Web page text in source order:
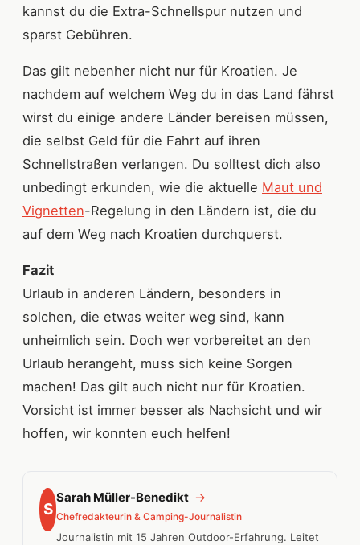
kannst du die Extra-Schnellspur nutzen und
sparst Gebühren.
Das gilt nebenher nicht nur für Kroatien. Je
nachdem auf welchem Weg du in das Land fährst
wirst du einige andere Länder bereisen müssen,
die selbst Geld für die Fahrt auf ihren
Schnellstraßen verlangen. Du solltest dich also
unbedingt erkunden, wie die aktuelle Maut und
Vignetten-Regelung in den Ländern ist, die du
auf dem Weg nach Kroatien durchquerst.
Fazit
Urlaub in anderen Ländern, besonders in
solchen, die etwas weiter weg sind, kann
unheimlich sein. Doch wer vorbereitet an den
Urlaub herangeht, muss sich keine Sorgen
machen! Das gilt auch nicht nur für Kroatien.
Vorsicht ist immer besser als Nachsicht und wir
hoffen, wir konnten euch helfen!
S
Sarah Müller-Benedikt →
Chefredakteurin & Camping-Journalistin
Journalistin mit 15 Jahren Outdoor-Erfahrung. Leitet